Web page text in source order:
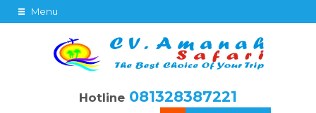
Menu
Hotline 081328387221